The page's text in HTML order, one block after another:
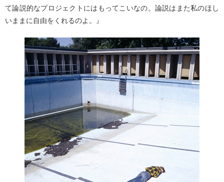
て論説的なプロジェクトにはもってこいなの。論説はまた私のほし
いままに自由をくれるのよ。』